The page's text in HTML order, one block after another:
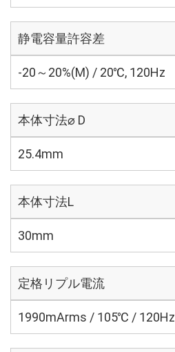
静電容量許容差
-20～20%(M) / 20℃, 120Hz
本体寸法⌀ D
25.4mm
本体寸法L
30mm
定格リプル電流
1990mArms / 105℃ / 120Hz